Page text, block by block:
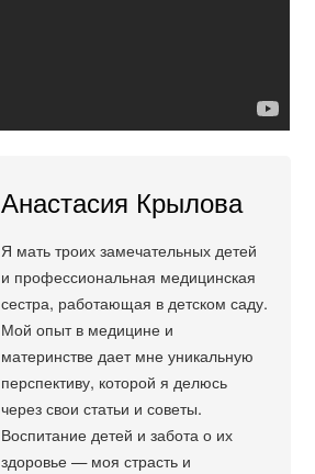
Анастасия Крылова
Я мать троих замечательных детей
и профессиональная медицинская
сестра, работающая в детском саду.
Мой опыт в медицине и
материнстве дает мне уникальную
перспективу, которой я делюсь
через свои статьи и советы.
Воспитание детей и забота о их
здоровье — моя страсть и